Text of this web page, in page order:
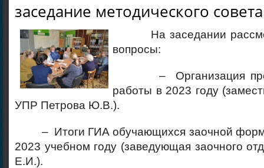
заседание методического
На заседании
вопросы:
– Организация
работы в 2023 году
УПР Петрова Ю.В.).
– Итоги ГИА обучающихся заочной
2023 учебном году (заведующая заочного
Е.И.).